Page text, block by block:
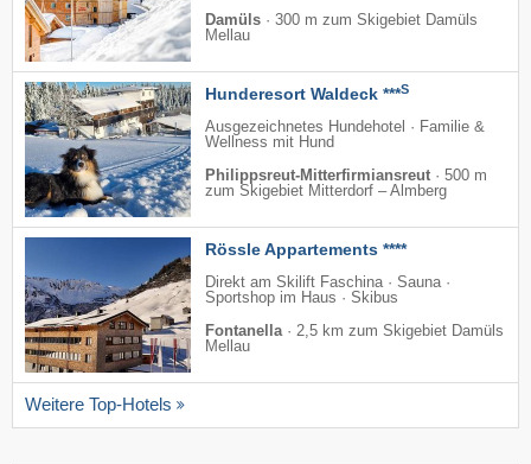
Damüls · 300 m zum Skigebiet Damüls
Mellau
Hunderesort Waldeck ***S
Ausgezeichnetes Hundehotel · Familie &
Wellness mit Hund
Philippsreut-Mitterfirmiansreut · 500 m
zum Skigebiet Mitterdorf – Almberg
Rössle Appartements ****
Direkt am Skilift Faschina · Sauna ·
Sportshop im Haus · Skibus
Fontanella · 2,5 km zum Skigebiet Damüls
Mellau
Weitere Top-Hotels